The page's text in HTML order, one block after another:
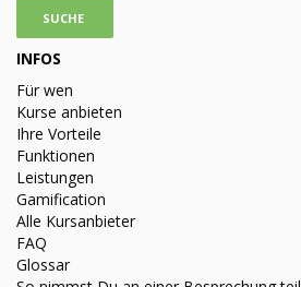
INFOS
Für wen
Kurse anbieten
Ihre Vorteile
Funktionen
Leistungen
Gamification
Alle Kursanbieter
FAQ
Glossar